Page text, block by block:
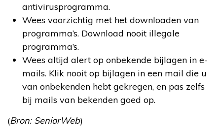
antivirusprogramma.
Wees voorzichtig met het downloaden van
programma’s. Download nooit illegale
programma’s.
Wees altijd alert op onbekende bijlagen in e-
mails. Klik nooit op bijlagen in een mail die u
van onbekenden hebt gekregen, en pas zelfs
bij mails van bekenden goed op.
(Bron: SeniorWeb)